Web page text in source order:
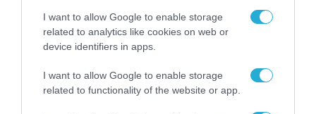
I want to allow Google to enable storage
related to analytics like cookies on web or
device identifiers in apps.
I want to allow Google to enable storage
related to functionality of the website or app.